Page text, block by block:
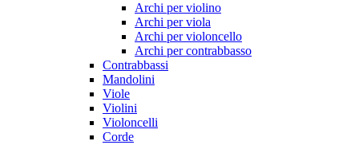
Archi per violino
Archi per viola
Archi per violoncello
Archi per contrabbasso
Contrabbassi
Mandolini
Viole
Violini
Violoncelli
Corde